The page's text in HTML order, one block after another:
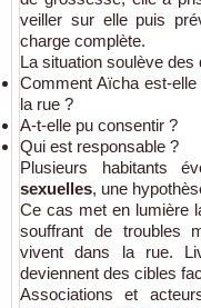
veiller sur elle puis
charge complète.
La situation soulève des
Comment Aïcha est-elle
la rue ?
A-t-elle pu consentir ?
Qui est responsable ?
Plusieurs habitants
sexuelles, une
Ce cas met en lumière
souffrant de troubles
vivent dans la rue.
deviennent des cibles
Associations et